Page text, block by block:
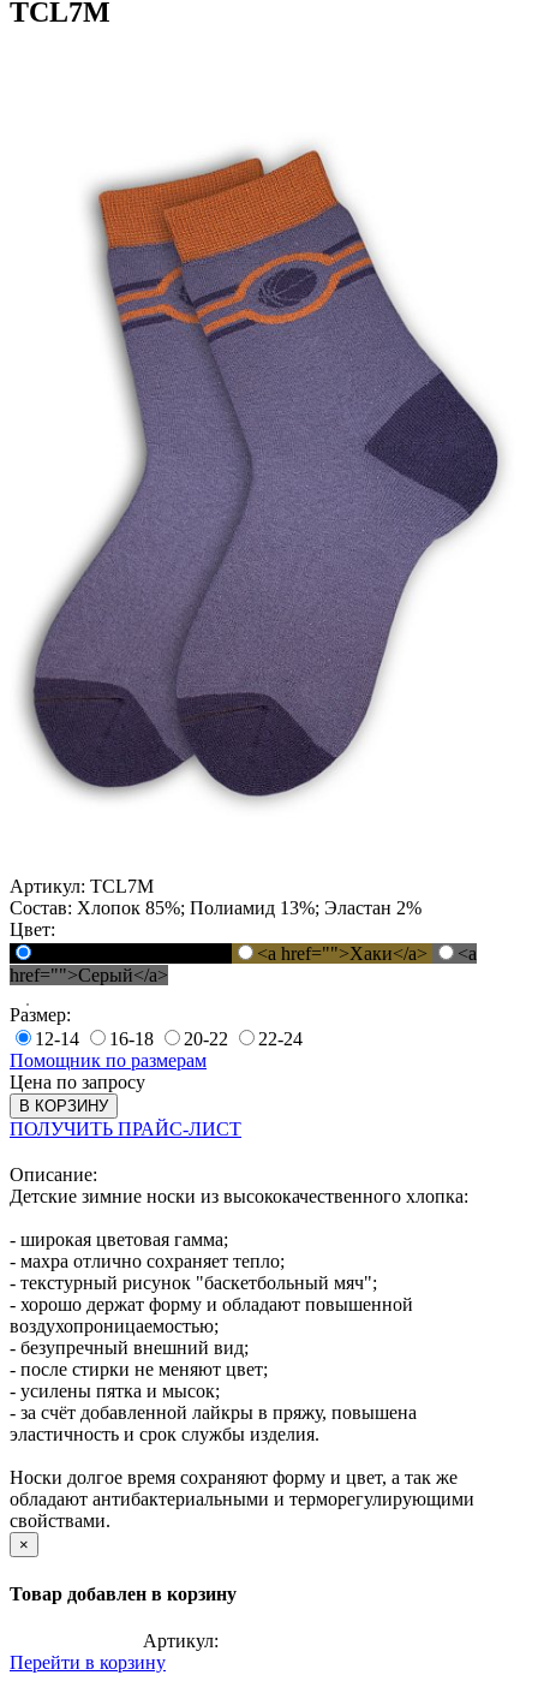
TCL7M
Артикул: TCL7M
Состав: Хлопок 85%; Полиамид 13%; Эластан 2%
Цвет:
<a href="">Хаки</a>
<a
href="">Серый</a>
Размер:
12-14
16-18 20-22
22-24
Помощник по размерам
Цена по запросу
В КОРЗИНУ
ПОЛУЧИТЬ ПРАЙС-ЛИСТ
Описание:
Детские зимние носки из высококачественного хлопка:
- широкая цветовая гамма;
- махра отлично сохраняет тепло;
- текстурный рисунок "баскетбольный мяч";
- хорошо держат форму и обладают повышенной
воздухопроницаемостью;
- безупречный внешний вид;
- после стирки не меняют цвет;
- усилены пятка и мысок;
- за счёт добавленной лайкры в пряжу, повышена
эластичность и срок службы изделия.
Носки долгое время сохраняют форму и цвет, а так же
обладают антибактериальными и терморегулирующими
свойствами.
×
Товар добавлен в корзину
Артикул:
Перейти в корзину